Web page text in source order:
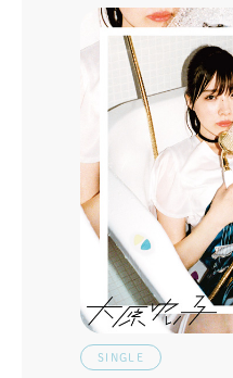
SINGLE